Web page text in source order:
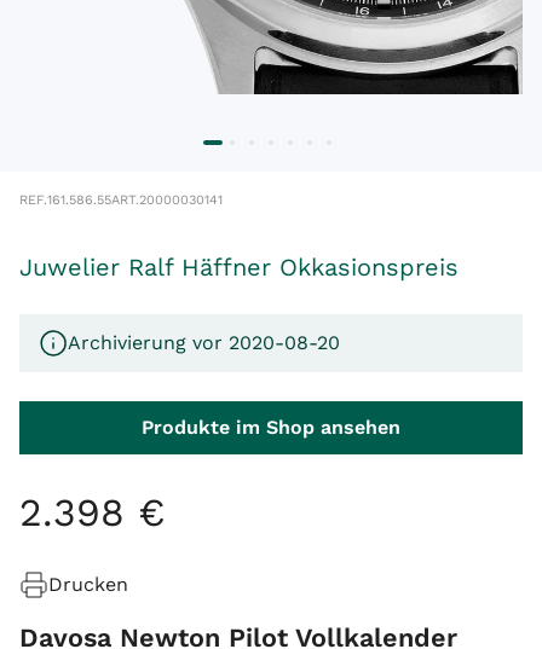
REF.161.586.55ART.20000030141
Juwelier Ralf Häffner Okkasionspreis
Archivierung vor 2020-08-20
Produkte im Shop ansehen
2.398 €
Drucken
Davosa Newton Pilot Vollkalender